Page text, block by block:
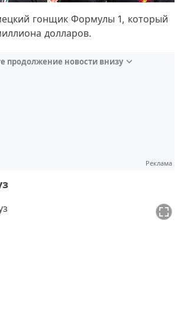
гонщик Формулы 1, который
долларов.
продолжение новости внизу
Реклама